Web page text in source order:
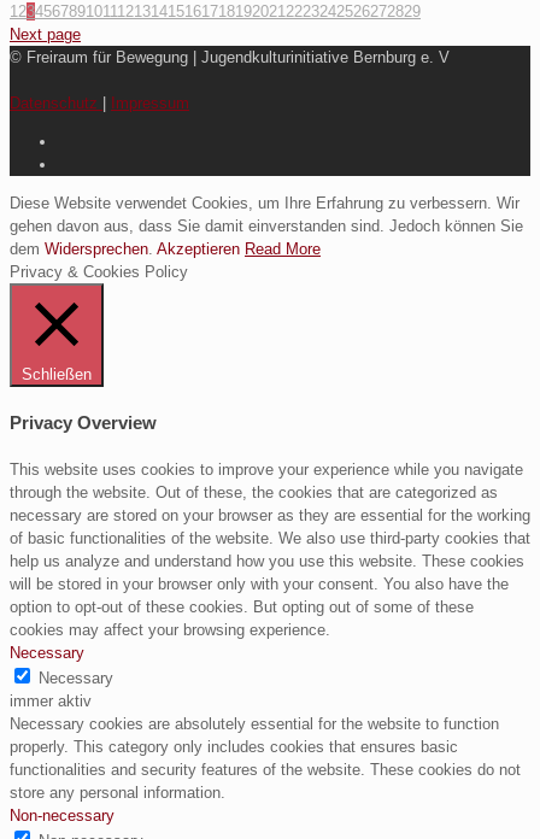
1234567891011121314151617181920212223242526272829
Next page
© Freiraum für Bewegung | Jugendkulturinitiative Bernburg e. V
Datenschutz Impressum
Diese Website verwendet Cookies, um Ihre Erfahrung zu verbessern. Wir
gehen davon aus, dass Sie damit einverstanden sind. Jedoch können Sie
dem Widersprechen. Akzeptieren Read More
Privacy & Cookies Policy
Schließen
Privacy Overview
This website uses cookies to improve your experience while you navigate
through the website. Out of these, the cookies that are categorized as
necessary are stored on your browser as they are essential for the working
of basic functionalities of the website. We also use third-party cookies that
help us analyze and understand how you use this website. These cookies
will be stored in your browser only with your consent. You also have the
option to opt-out of these cookies. But opting out of some of these
cookies may affect your browsing experience.
Necessary
Necessary
immer aktiv
Necessary cookies are absolutely essential for the website to function
properly. This category only includes cookies that ensures basic
functionalities and security features of the website. These cookies do not
store any personal information.
Non-necessary